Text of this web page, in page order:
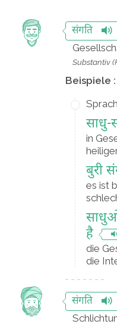
संगति
Substantiv
Beispiele :
साधु-
in
बुरी
es ist
है
die
die
संगति